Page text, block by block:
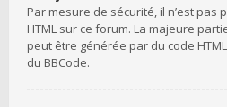
Par mesure de sécurité, il n’est pas
HTML sur ce forum. La majeure
peut être générée par du code
du BBCode.